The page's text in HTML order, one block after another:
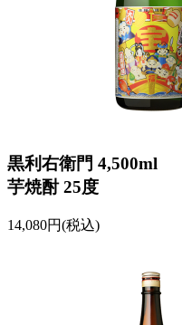
黒利右衛門 4,500ml
芋焼酎 25度
14,080円(税込)